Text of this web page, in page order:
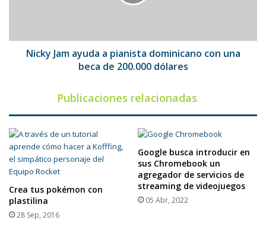
beca
Nicky Jam ayuda a pianista dominicano con una
beca de 200.000 dólares
Publicaciones relacionadas
Crea tus pokémon con
plastilina
28 Sep, 2016
Google busca introducir en
sus Chromebook un
agregador de servicios de
streaming de videojuegos
05 Abr, 2022